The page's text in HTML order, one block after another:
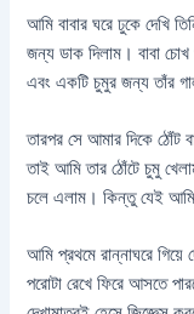
আমি বাবার ঘরে ঢুকে দেখি
জন্য ডাক দিলাম। বাবা
এবং একটি চুমুর জন্য তাঁর
তারপর সে আমার দিকে ঠোঁট
তাই আমি তার ঠোঁটে চুমু
চলে এলাম। কিন্তু যেই আমি
আমি প্রথমে রান্নাঘরে
পরোটা রেখে ফিরে আসতে